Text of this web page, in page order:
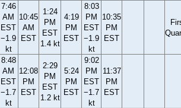
7:46
AM
EST
−1.9
kt
10:45
AM
EST
1:24
PM
EST
1.4 kt
4:19
PM
EST
8:03
PM
EST
−1.9
kt
10:35
PM
EST
8:48
AM
EST
−1.7
kt
12:08
PM
EST
2:29
PM
EST
1.2 kt
5:24
PM
EST
9:02
PM
EST
−1.7
kt
11:37
PM
EST